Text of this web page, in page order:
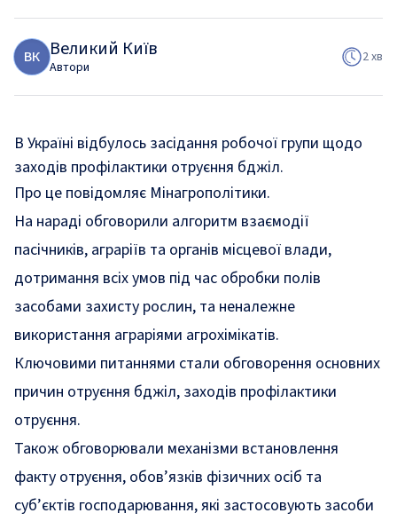
ВК Великий Київ
Автори
2 хв
В Україні відбулось засідання робочої групи щодо
заходів профілактики отруєння бджіл.
Про це повідомляє Мінагрополітики.
На нараді обговорили алгоритм взаємодії
пасічників, аграріїв та органів місцевої влади,
дотримання всіх умов під час обробки полів
засобами захисту рослин, та неналежне
використання аграріями агрохімікатів.
Ключовими питаннями стали обговорення основних
причин отруєння бджіл, заходів профілактики
отруєння.
Також обговорювали механізми встановлення
факту отруєння, обов’язків фізичних осіб та
суб’єктів господарювання, які застосовують засоби